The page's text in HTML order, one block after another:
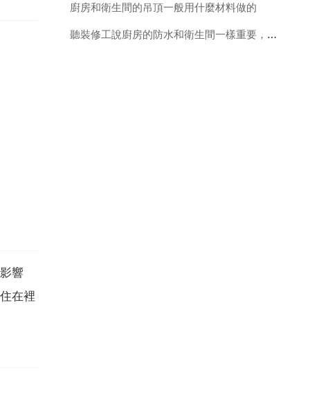
響
在裡
廚房和衛生間的吊頂一般用什麼材料做的
聽裝修工說廚房的防水和衛生間一樣重要，大家給點意見，有沒有可以的牌子產品